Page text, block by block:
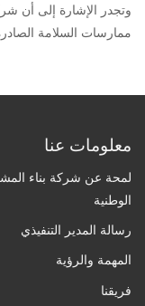
وتجدر الإشارة إلى أن
ممارسات السلامة
معلومات عنا
لمحة عن شركة بناء
الوطنية
رسالة المدير التنفيذي
المهمة والرؤية
فريقنا